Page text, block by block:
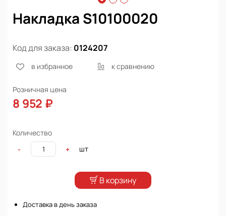
Накладка S10100020
Код для заказа: 0124207
в избранное к сравнению
Розничная цена
8 952 ₽
Количество
-
+ шт
В корзину
Доставка в день заказа